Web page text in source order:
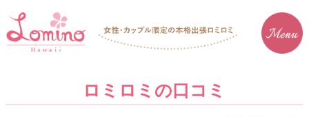
ロミロミの口コミ